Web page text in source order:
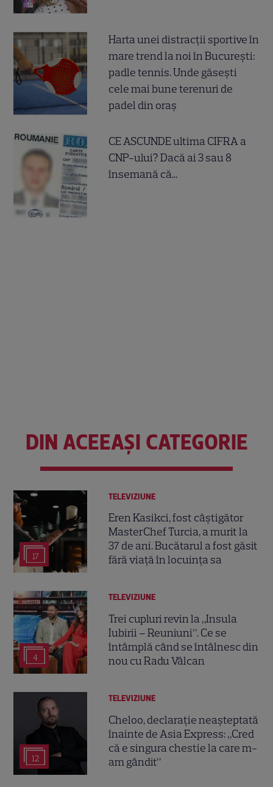
Harta unei distracții sportive în
mare trend la noi în București:
padle tennis. Unde găsești
cele mai bune terenuri de
padel din oraș
CE ASCUNDE ultima CIFRA a
CNP-ului? Dacă ai 3 sau 8
însemană că...
DIN ACEEAȘI CATEGORIE
17
TELEVIZIUNE
Eren Kasikci, fost câștigător
MasterChef Turcia, a murit la
37 de ani. Bucătarul a fost găsit
fără viață în locuința sa
4
TELEVIZIUNE
Trei cupluri revin la „Insula
Iubirii – Reuniuni”. Ce se
întâmplă când se întâlnesc din
nou cu Radu Vâlcan
12
TELEVIZIUNE
Cheloo, declarație neașteptată
înainte de Asia Express: „Cred
că e singura chestie la care m-
am gândit”